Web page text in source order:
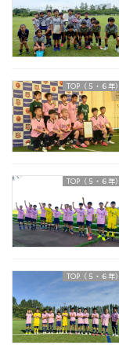
TOP（５・６年）
TOP（５・６年）
TOP（５・６年）